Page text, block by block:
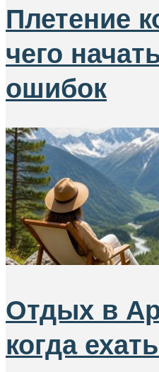
Плетение
чего
ошибок
Отдых в
когда